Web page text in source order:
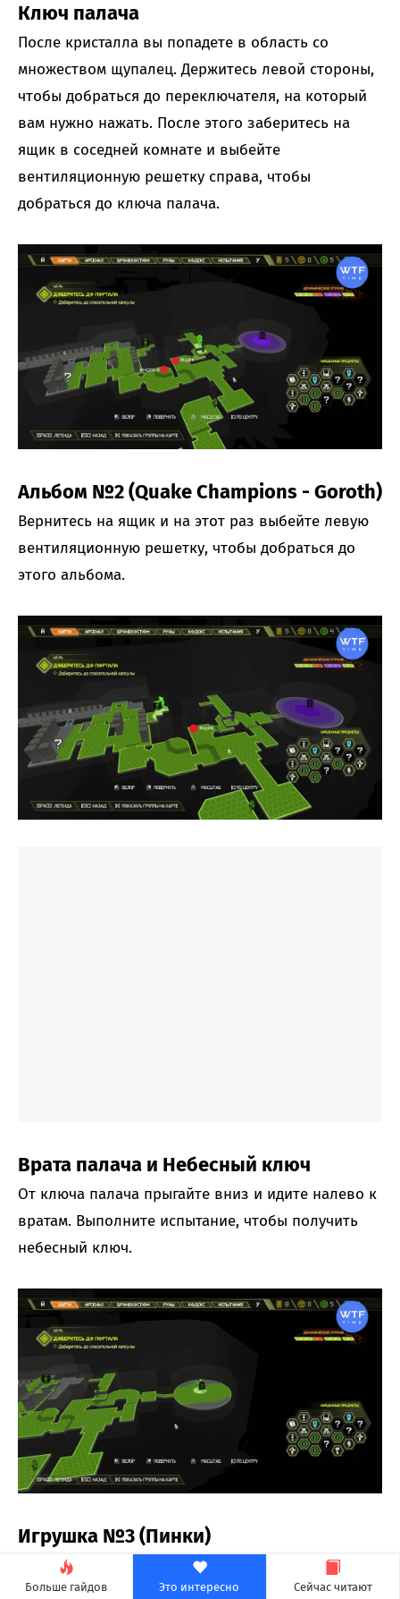
Больше гайдов Это интересно Сейчас читают
Ключ палача
После кристалла вы попадете в область со
множеством щупалец. Держитесь левой стороны,
чтобы добраться до переключателя, на который
вам нужно нажать. После этого заберитесь на
ящик в соседней комнате и выбейте
вентиляционную решетку справа, чтобы
добраться до ключа палача.
Альбом №2 (Quake Champions - Goroth)
Вернитесь на ящик и на этот раз выбейте левую
вентиляционную решетку, чтобы добраться до
этого альбома.
Врата палача и Небесный ключ
От ключа палача прыгайте вниз и идите налево к
вратам. Выполните испытание, чтобы получить
небесный ключ.
Игрушка №3 (Пинки)
Чтобы пройти дальше по сюжету, вам нужно
спрыгнуть в люк с зеленой подсветкой. Сразу